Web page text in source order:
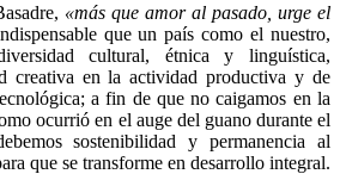
«más que amor al pasado, urge el
que un país como el nuestro,
cultural, étnica y linguística,
creativa en la actividad productiva y de
a fin de que no caigamos en la
ocurrió en el auge del guano durante el
sostenibilidad y permanencia al
que se transforme en desarrollo integral.